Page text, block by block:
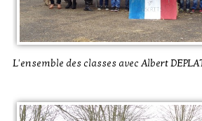
L'ensemble des classes avec Albert